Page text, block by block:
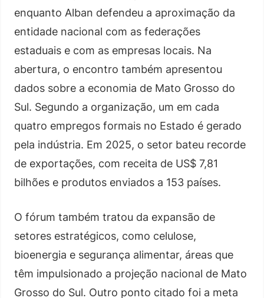
enquanto Alban defendeu a aproximação da
entidade nacional com as federações
estaduais e com as empresas locais. Na
abertura, o encontro também apresentou
dados sobre a economia de Mato Grosso do
Sul. Segundo a organização, um em cada
quatro empregos formais no Estado é gerado
pela indústria. Em 2025, o setor bateu recorde
de exportações, com receita de US$ 7,81
bilhões e produtos enviados a 153 países.
O fórum também tratou da expansão de
setores estratégicos, como celulose,
bioenergia e segurança alimentar, áreas que
têm impulsionado a projeção nacional de Mato
Grosso do Sul. Outro ponto citado foi a meta